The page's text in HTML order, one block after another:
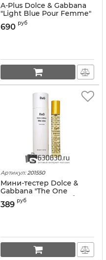
A-Plus Dolce & Gabbana
"Light Blue Pour Femme"
65 ml
690 руб
Артикул: 201550
Мини-тестер Dolce &
Gabbana "The One
Woman" 35 ml (в тубе)
389 руб